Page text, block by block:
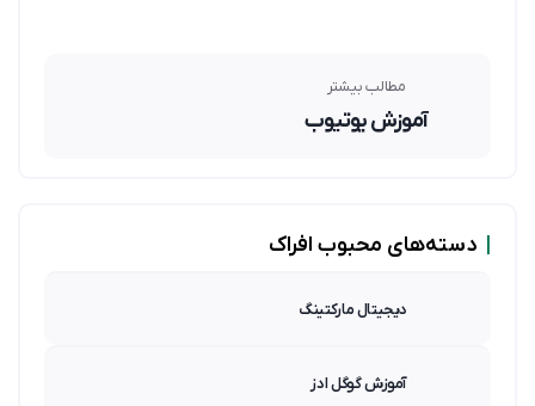
مطالب بیشتر
آموزش یوتیوب
دسته‌های محبوب افراک
دیجیتال مارکتینگ
آموزش گوگل ادز